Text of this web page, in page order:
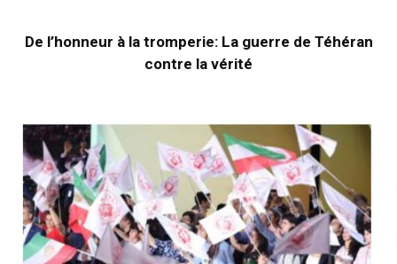
De l’honneur à la tromperie: La guerre de Téhéran
contre la vérité